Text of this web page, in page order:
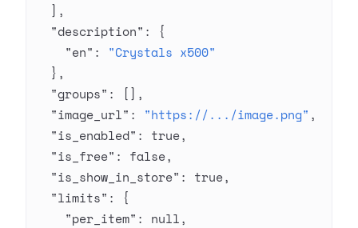
  ],
  "description"
: {
    "en"
: "Crystals x500"
  },
  "groups"
: [],
  "image_url"
: "https://.../image.png" ,
  "is_enabled"
: true,
  "is_free"
: false,
  "is_show_in_store"
: true,
  "limits"
: {
    "per_item"
: null,